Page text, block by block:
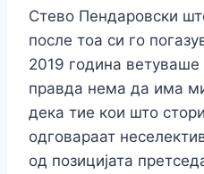
Стево Пендаровски
после тоа си го
2019 година
правда нема да има
дека тие кои што
одговараат
од позицијата